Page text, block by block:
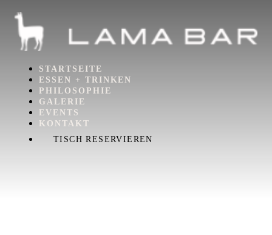
STARTSEITE
ESSEN + TRINKEN
PHILOSOPHIE
GALERIE
EVENTS
KONTAKT
TISCH RESERVIEREN